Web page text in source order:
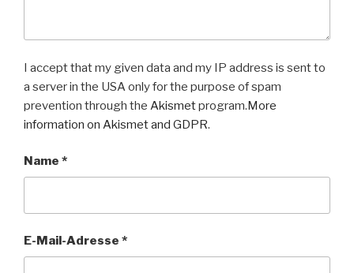
I accept that my given data and my IP address is sent to
a server in the USA only for the purpose of spam
prevention through the Akismetprogram.More
information on Akismet and GDPR.
Name *
E-Mail-Adresse *